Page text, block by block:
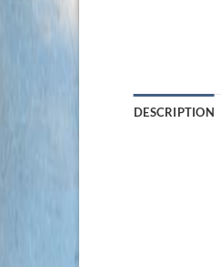
DESCRIPTION